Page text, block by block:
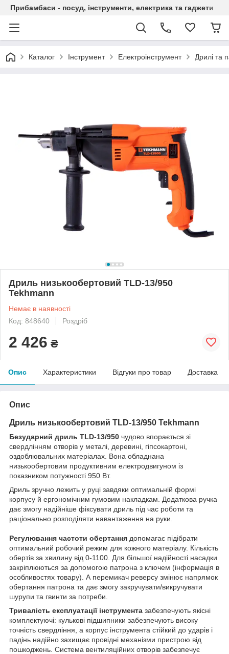
Прибамбаси - посуд, інструменти, електрика та гаджети
Каталог Інструмент Електроінструмент Дрилі та
Дриль низькообертовий TLD-13/950
Tekhmann
Немає в наявності
Код: 848640
Роздріб
2 426 ₴
Опис Характеристики Відгуки про товар Доставка
Опис
Дриль низькообертовий TLD-13/950 Tekhmann
Безударний дриль TLD-13/950 чудово впорається зі
свердлінням отворів у металі, деревині, гіпсокартоні,
оздоблювальних матеріалах. Вона обладнана
низькообертовим продуктивним електродвигуном із
показником потужності 950 Вт.
Дриль зручно лежить у руці завдяки оптимальній формі
корпусу й ергономічним гумовим накладкам. Додаткова ручка
дає змогу надійніше фіксувати дриль під час роботи та
раціонально розподіляти навантаження на руки.
Регулювання частоти обертання допомагає підібрати
оптимальний робочий режим для кожного матеріалу. Кількість
обертів за хвилину від 0-1100. Для більшої надійності насадки
закріплюються за допомогою патрона з ключем (інформація в
особливостях товару). А перемикач реверсу змінює напрямок
обертання патрона та дає змогу закручувати/викручувати
шурупи та гвинти за потреби.
Тривалість експлуатації інструмента забезпечують якісні
комплектуючі: кулькові підшипники забезпечують високу
точність свердління, а корпус інструмента стійкий до ударів і
падінь надійно захищає провідні механізми пристрою від
пошкоджень. Система вентиляційних отворів забезпечує